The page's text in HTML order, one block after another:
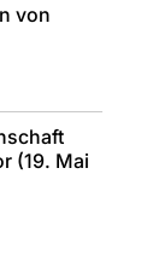
von
(19. Mai